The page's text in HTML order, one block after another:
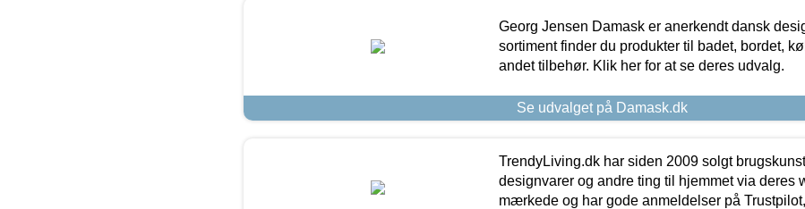
Georg Jensen Damask er anerkendt dansk
sortiment finder du produkter til badet, bordet,
andet tilbehør. Klik her for at se deres udvalg.
Se udvalget på Damask.dk
TrendyLiving.dk har siden 2009 solgt
designvarer og andre ting til hjemmet via deres
mærkede og har gode anmeldelser på